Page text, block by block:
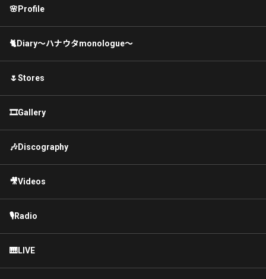
🌸Profile
🐈Diary〜ハナウタmonologue〜
🌷Stores
🎞Gallery
🎶Discography
🎥Videos
🎙Radio
🎹LIVE